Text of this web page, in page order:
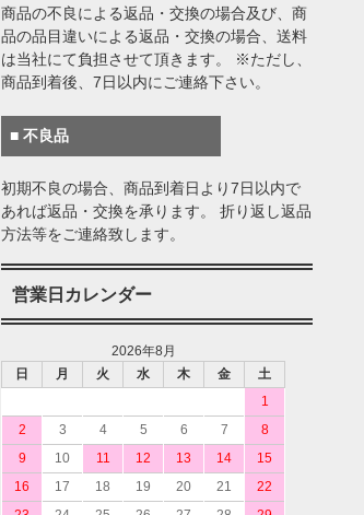
商品の不良による返品・交換の場合及び、商
品の品目違いによる返品・交換の場合、送料
は当社にて負担させて頂きます。 ※ただし、
商品到着後、7日以内にご連絡下さい。
■ 不良品
初期不良の場合、商品到着日より7日以内で
あれば返品・交換を承ります。 折り返し返品
方法等をご連絡致します。
営業日カレンダー
2026年8月
日
月 火 水 木 金
土
1
2
3 4 5 6 7
8
9
10 11 12 13 14
15
16
17 18 19 20 21
22